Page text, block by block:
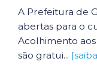
A Prefeitura de
abertas para o
Acolhimento
são gratui...